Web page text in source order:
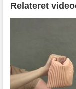
Relateret